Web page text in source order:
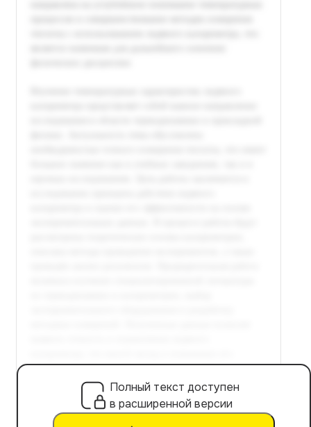
Полный текст доступен
в расширенной версии